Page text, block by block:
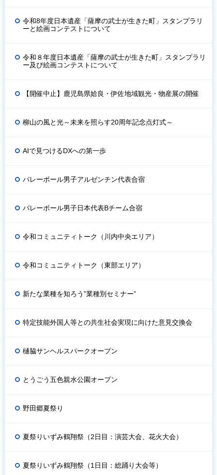
令和8年度日本遺産「薩摩の武士が生きた町」スタンプラリ
ーと絵画コンテストについて
令和８年度日本遺産「薩摩の武士が生きた町」スタンプラリ
ー及び絵画コンテストについて
【開催中止】鹿児島県姶良・伊佐地域観光・物産展の開催
柳山の風と光～未来を照らす20周年記念点灯式～
AIで見つけるDXへの第一歩
バレーボール男子アルゼンチン代表合宿
バレーボール男子日本代表Bチーム合宿
令和コミュニティトーク（川内中央エリア）
令和コミュニティトーク（東部エリア）
新たな業種を知ろう”業種別セミナー”
特定技能外国人等との共生社会実現に向けた意見交換会
樋脇サンヘルスパークオープン
とうごう五色親水公園オープン
野田郷夏祭り
夏祭りいずみ鶴翔祭（2日目：演芸大会、花火大会）
夏祭りいずみ鶴翔祭（1日目：総踊り大会等）